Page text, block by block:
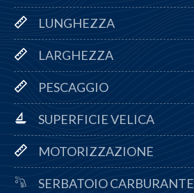
LUNGHEZZA
LARGHEZZA
PESCAGGIO
SUPERFICIE VELICA
MOTORIZZAZIONE
SERBATOIO CARBURANTE